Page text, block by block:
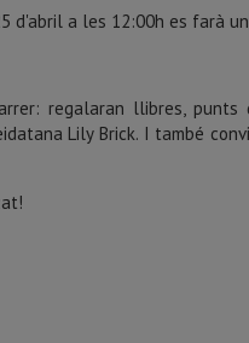
a les 12:00h es farà
regalaran llibres,
Lily Brick. I també